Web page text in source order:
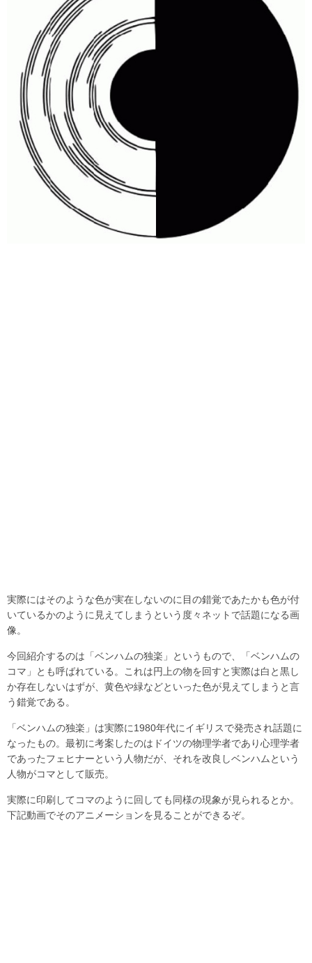
実際にはそのような色が実在しないのに目の錯覚であたかも色が付
いているかのように見えてしまうという度々ネットで話題になる画
像。
今回紹介するのは「ベンハムの独楽」というもので、「ベンハムの
コマ」とも呼ばれている。これは円上の物を回すと実際は白と黒し
か存在しないはずが、黄色や緑などといった色が見えてしまうと言
う錯覚である。
「ベンハムの独楽」は実際に1980年代にイギリスで発売され話題に
なったもの。最初に考案したのはドイツの物理学者であり心理学者
であったフェヒナーという人物だが、それを改良しベンハムという
人物がコマとして販売。
実際に印刷してコマのように回しても同様の現象が見られるとか。
下記動画でそのアニメーションを見ることができるぞ。